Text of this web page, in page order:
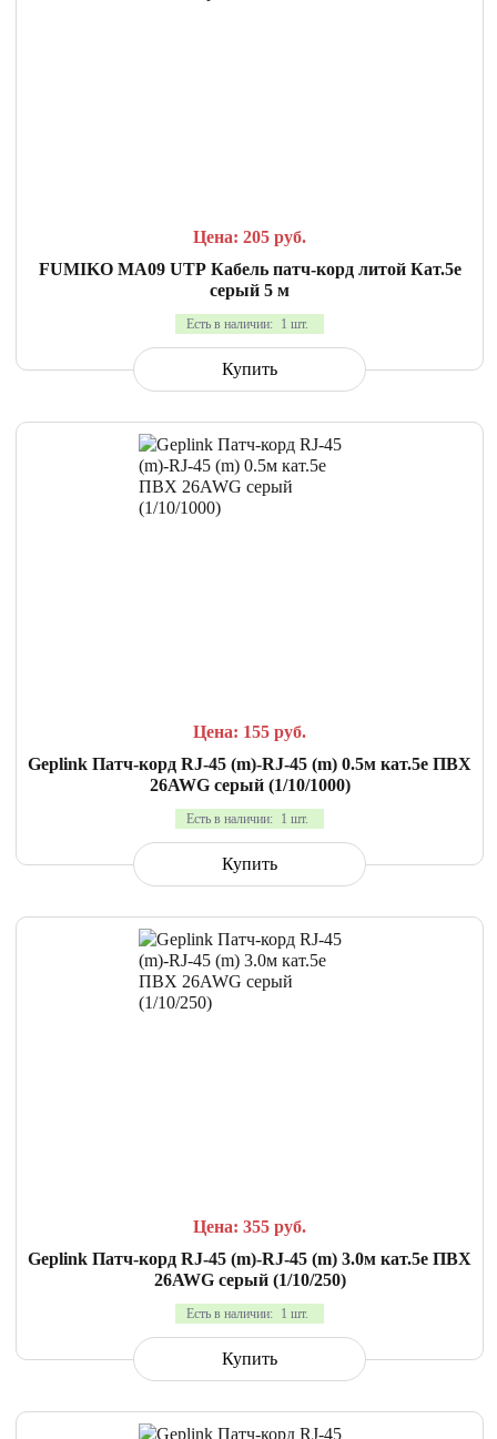
Цена: 205 руб.
FUMIKO MA09 UTP Кабель патч-корд литой Кат.5е
серый 5 м
Есть в наличии: 1 шт.
Купить
Цена: 155 руб.
Geplink Патч-корд RJ-45 (m)-RJ-45 (m) 0.5м кат.5е ПВХ
26AWG серый (1/10/1000)
Есть в наличии: 1 шт.
Купить
Цена: 355 руб.
Geplink Патч-корд RJ-45 (m)-RJ-45 (m) 3.0м кат.5е ПВХ
26AWG серый (1/10/250)
Есть в наличии: 1 шт.
Купить